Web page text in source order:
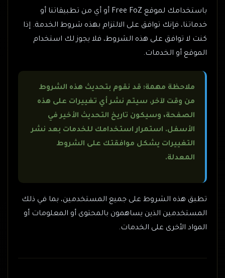
باستخدامك لموقع Free FoZ أو أي من تطبيقاتنا أو
خدماتنا، فإنك توافق على الالتزام بهذه شروط الخدمة. إذا
كنت لا توافق على هذه الشروط، فلا يجوز لك استخدام
الموقع أو الخدمات.
ملاحظة مهمة: قد نقوم بتحديث هذه الشروط
من وقت لآخر. سيتم نشر أي تغييرات على هذه
الصفحة، وسيكون تاريخ التحديث الأخير في
الأسفل. استمرار استخدامك للخدمات بعد نشر
التغييرات يشكل موافقتك على الشروط
المعدلة.
تطبق هذه الشروط على جميع المستخدمين، بما في ذلك
المستخدمين الذين يساهمون بالمحتوى أو المعلومات أو
المواد الأخرى على الخدمات.